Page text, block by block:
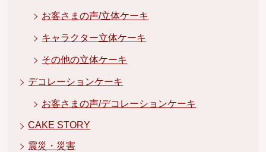
お客さまの声/立体ケーキ
キャラクター立体ケーキ
その他の立体ケーキ
デコレーションケーキ
お客さまの声/デコレーションケーキ
CAKE STORY
震災・災害